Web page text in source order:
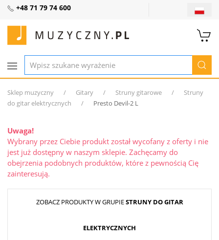
+48 71 79 74 600
Sklep muzyczny Gitary Struny gitarowe
Struny
do gitar elektrycznych
Presto Devil-2 L
Uwaga!
Wybrany przez Ciebie produkt został wycofany z oferty i nie
jest już dostępny w naszym sklepie. Zachęcamy do
obejrzenia podobnych produktów, które z pewnością Cię
zainteresują.
ZOBACZ PRODUKTY W GRUPIESTRUNY DO GITAR
ELEKTRYCZNYCH